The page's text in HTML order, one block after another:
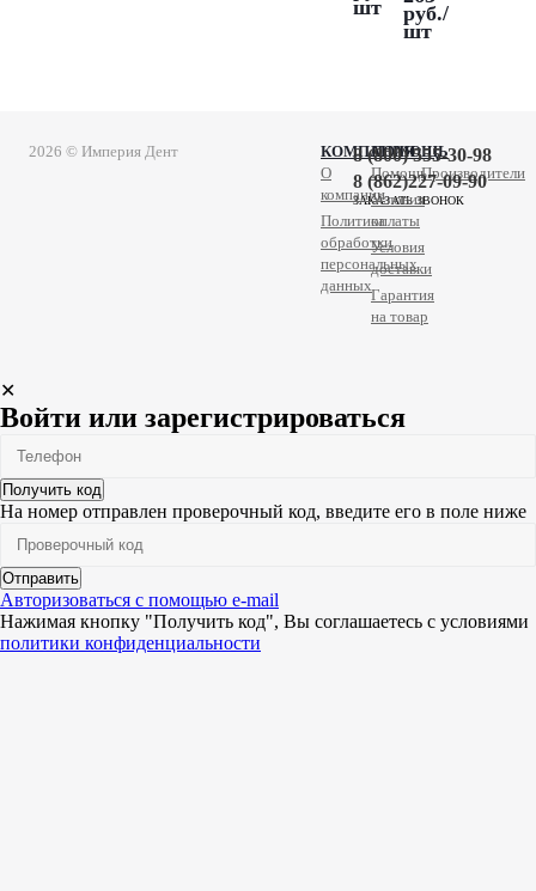
шт руб./
шт
2026 © Империя Дент КОМПАНИЯ
ПОМОЩЬ
О
компании
Политика
обработки
персональных
данных
Помощь
Условия
оплаты
Условия
доставки
Гарантия
на товар
Производители
8 (800) 555-30-98
8 (862)227-09-90
ЗАКАЗАТЬ ЗВОНОК
✕
Войти или зарегистрироваться
Получить код
На номер отправлен проверочный код, введите его в поле ниже
Отправить
Авторизоваться с помощью e-mail
Нажимая кнопку "Получить код", Вы соглашаетесь c условиями
политики конфиденциальности